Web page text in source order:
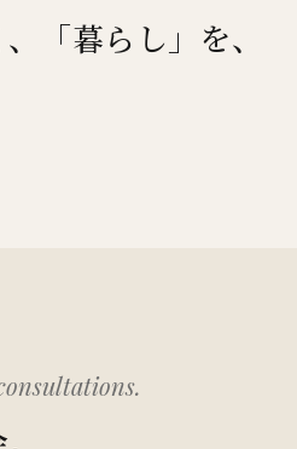
「暮らし」を、